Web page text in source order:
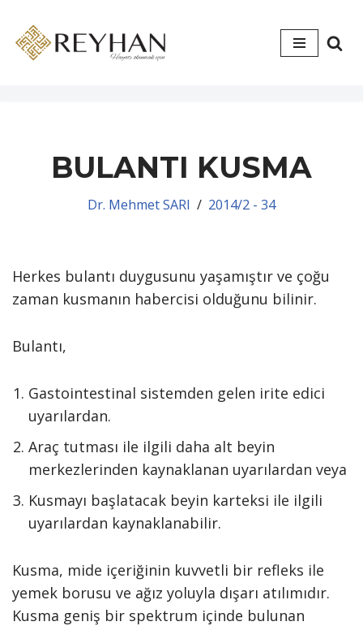
İçeriğe
BULANTI KUSMA
Dr. Mehmet SARI 2014/2 - 34
Herkes bulantı duygusunu yaşamıştır ve çoğu
zaman kusmanın habercisi olduğunu bilinir.
Bulantı,
Gastointestinal sistemden gelen irite edici
uyarılardan.
Araç tutması ile ilgili daha alt beyin
merkezlerinden kaynaklanan uyarılardan veya
Kusmayı başlatacak beyin karteksi ile ilgili
uyarılardan kaynaklanabilir.
Kusma, mide içeriğinin kuvvetli bir refleks ile
yemek borusu ve ağız yoluyla dışarı atılımıdır.
Kusma geniş bir spektrum içinde bulunan